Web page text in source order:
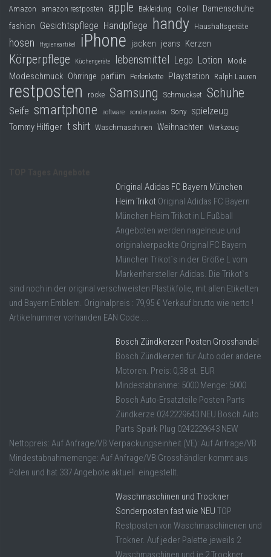
Amazon amazon restposten apple Bekleidung Collier Damenschuhe
fashion Gesichtspflege Handpflege handy Haushaltsgeräte
hosen Hygieneartikel iPhone jacken jeans Kerzen
Körperpflege Küchengeräte lebensmittel Lego Lotion Mode
Modeschmuck Ohrringe parfüm Perlenkette Playstation Ralph Lauren
restposten röcke Samsung Schmuckset Schuhe
Seife smartphone software sonderposten Sony spielzeug
Tommy Hilfiger t shirt Waschmaschinen Weihnachten Werkzeug
Original Adidas FC Bayern München
Heim Trikot Original Adidas FC Bayern
München Heim Trikot in L Fußball
Angeboten werden nagelneue und
originalverpackte Original FC Bayern
München Trikot`s in der Größe L vom
Markenhersteller Adidas. Die Trikot`s
sind noch in der original verschweisten Plastikfolie, mit allen Etiketten
und Bayern Emblem. Originalpreis : 79,95 € Verkauf brutto wie netto !
Artikelnummer vorhanden EAN Code ...
Bosch Zündkerzen Posten Grosshandel
Bosch Zündkerzen für Auto oder andere
Motoren. Preis: 0,38 st. EUR
Mindestabnahme: 5000 Menge: 5000
Bosch Auto-Ersatzteile Posten Parts
Zündkerze 0242229643 NEU Bosch Auto
Parts Spark Plug 0242229643 NEW
Nettopreis: Auf Anfrage/VB Verpackungseinheit (VE): Auf Anfrage/VB
Mindestabnahmemenge: Auf Anfrage/VB Grosshändler kommt aus
Polen und hat 337 Angebote aktuell eingestellt.
Waschmaschinen und Trockner
Sonderposten fast wie NEU TOP
Restposten von Waschmaschinenen und
Trokner. Auf jeder Palette jeweils 2
Waschmaschinen und je 2 Trockner.